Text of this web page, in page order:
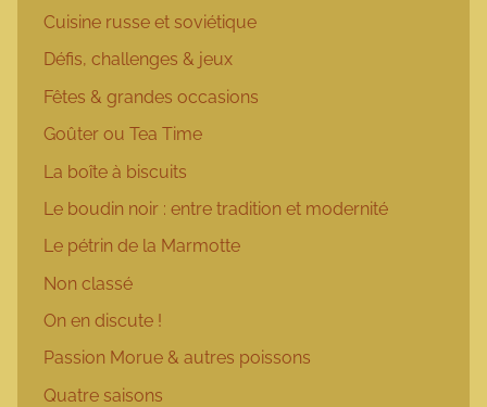
Cuisine russe et soviétique
Défis, challenges & jeux
Fêtes & grandes occasions
Goûter ou Tea Time
La boîte à biscuits
Le boudin noir : entre tradition et modernité
Le pétrin de la Marmotte
Non classé
On en discute !
Passion Morue & autres poissons
Quatre saisons